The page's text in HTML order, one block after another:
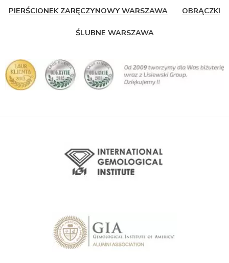
PIERŚCIONEK ZARĘCZYNOWY WARSZAWA OBRĄCZKI
ŚLUBNE WARSZAWA